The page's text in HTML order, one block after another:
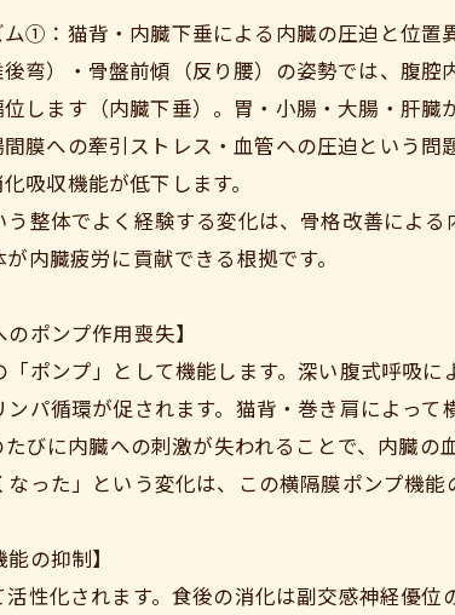
ム①：猫背・内臓下垂による内臓の圧迫と位置
弯）・骨盤前傾（反り腰）の姿勢では、腹
します（内臓下垂）。胃・小腸・大腸・肝
膜への牽引ストレス・血管への圧迫という
吸収機能が低下します。
う整体でよく経験する変化は、骨格改善によ
内臓疲労に貢献できる根拠です。
ポンプ作用喪失】
ポンプ」として機能します。深い腹式呼吸
パ循環が促されます。猫背・巻き肩によっ
びに内臓への刺激が失われることで、内臓
った」という変化は、この横隔膜ポンプ機能
の抑制】
性化されます。食後の消化は副交感神経優